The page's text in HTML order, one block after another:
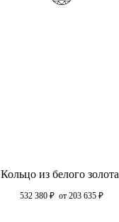
Кольцо из белого золота
532 380 ₽ от 203 635 ₽